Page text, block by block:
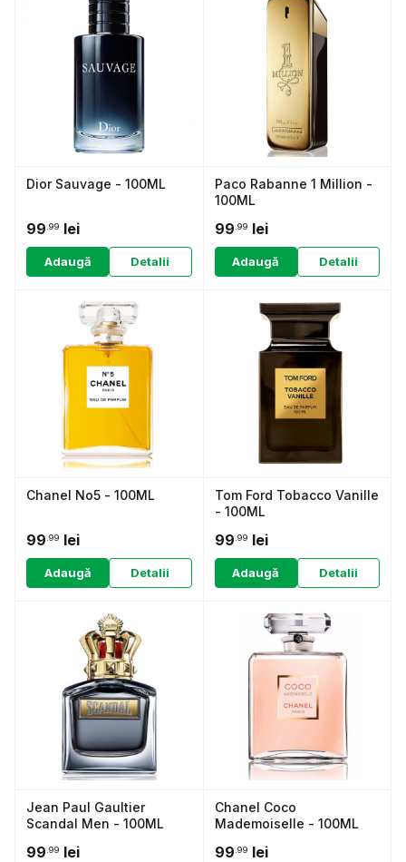
Dior Sauvage - 100ML
99 .99 lei
Adaugă Detalii
Paco Rabanne 1 Million -
100ML
99 .99 lei
Adaugă Detalii
Chanel No5 - 100ML
99 .99 lei
Adaugă Detalii
Tom Ford Tobacco Vanille
- 100ML
99 .99 lei
Adaugă Detalii
Jean Paul Gaultier
Scandal Men - 100ML
99 .99 lei
Chanel Coco
Mademoiselle - 100ML
99 .99 lei